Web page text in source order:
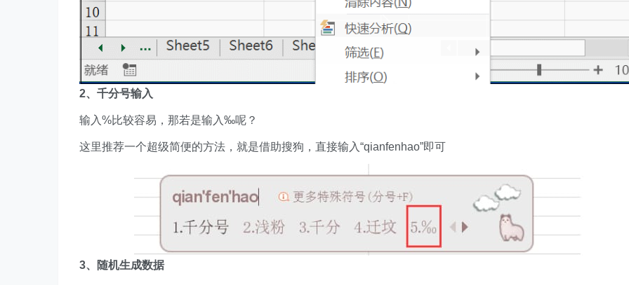
2、千分号输入
输入%比较容易，那若是输入‰呢？
这里推荐一个超级简便的方法，就是借助搜狗，直接输入“qianfenhao”即可
3、随机生成数据